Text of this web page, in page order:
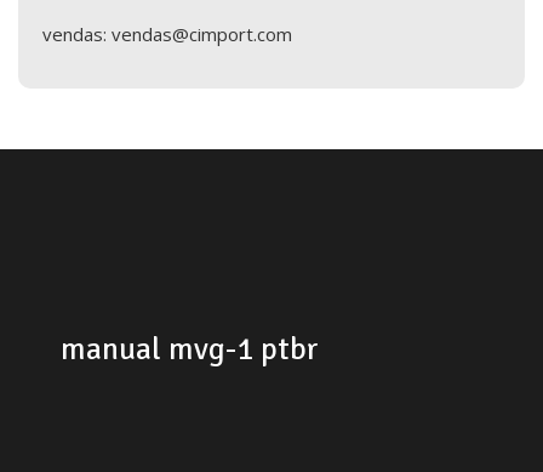
vendas: vendas@cimport.com
manual mvg-1 ptbr